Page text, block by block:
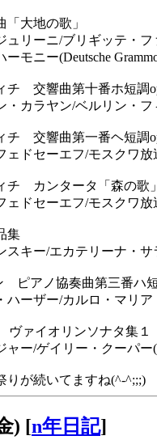
大地の歌」
リーニ/ブリギッテ・
モニー(Deutsche
チ 交響曲第十番ホ短調
カラヤン/ベルリン・フ
交響曲第一番ヘ短調
ドセーエフ/モスクワ放
チ カンタータ「森の歌
ドセーエフ/モスクワ放
集
キー/エカテリーナ・サ
アノ協奏曲第三番ハ短
ーザー/カルロ・マリア
ァイオリンソナタ集１
ー/ゲイリー・クーパー
りが続いてますね(^-^;;;)
) [n年日記]